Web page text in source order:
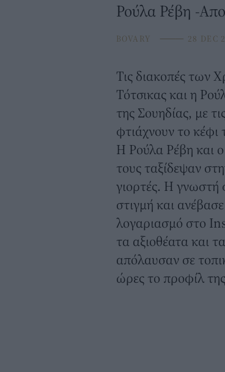
Ρούλα Ρέβη -
BOVARY ⸻ 28 DEC
Τις διακοπές των
Τότσικαςκαι η
της Σουηδίας, με
φτιάχνουν το
Η Ρούλα Ρέβη και
τους ταξίδεψαν
γιορτές. Η
στιγμή και
λογαριασμό στο
τα αξιοθέατα και
απόλαυσαν σε
ώρες το προφίλ της